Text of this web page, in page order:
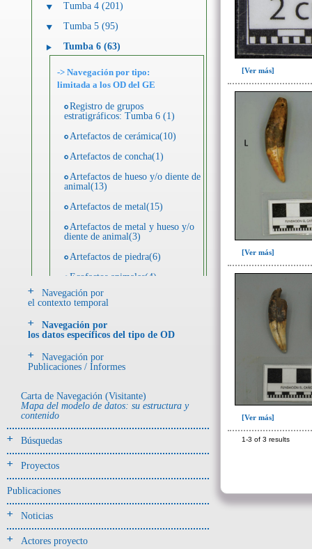
Tumba 4 (201)
Tumba 5 (95)
Tumba 6 (63)
-> Navegación por tipo:
limitada a los OD del GE
Registro de grupos
estratigráficos: Tumba 6 (1)
Artefactos de cerámica(10)
Artefactos de concha(1)
Artefactos de hueso y/o diente de
animal(13)
Artefactos de metal(15)
Artefactos de metal y hueso y/o
diente de animal(3)
Artefactos de piedra(6)
Ecofactos animales(4)
Registro de restos óseos humanos
(individuos)(3)
Registro de unidades
estratigráficas(7)
- UE# y tipo de UE
Objetos clasificados según
los tipos de UE del GE
Ofrenda-depósito(5)
Navegación por
el contexto temporal
Navegación por
los datos específicos del tipo de OD
Navegación por
Publicaciones / Informes
Carta de Navegación (Visitante)
Mapa del modelo de datos: su estructura y
contenido
Búsquedas
Proyectos
Publicaciones
Noticias
Actores proyecto
[Ver más]
[Ver más]
[Ver más]
1-3 of 3 results